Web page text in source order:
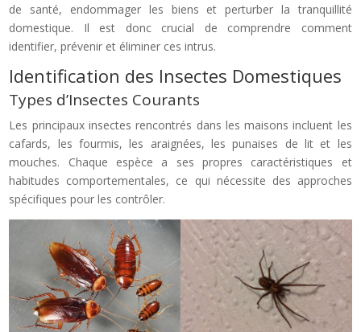
de santé, endommager les biens et perturber la tranquillité
domestique. Il est donc crucial de comprendre comment
identifier, prévenir et éliminer ces intrus.
Identification des Insectes Domestiques
Types d’Insectes Courants
Les principaux insectes rencontrés dans les maisons incluent les
cafards, les fourmis, les araignées, les punaises de lit et les
mouches. Chaque espèce a ses propres caractéristiques et
habitudes comportementales, ce qui nécessite des approches
spécifiques pour les contrôler.